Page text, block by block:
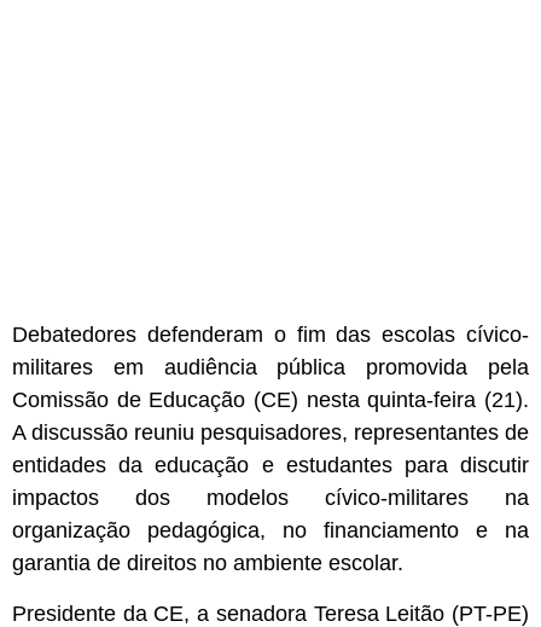
Debatedores defenderam o fim das escolas cívico-
militares em audiência pública promovida pela
Comissão de Educação (CE) nesta quinta-feira (21).
A discussão reuniu pesquisadores, representantes de
entidades da educação e estudantes para discutir
impactos dos modelos cívico-militares na
organização pedagógica, no financiamento e na
garantia de direitos no ambiente escolar.
Presidente da CE, a senadora Teresa Leitão (PT-PE)